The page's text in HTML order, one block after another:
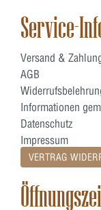
Service-
Versand &
AGB
Informationen
Datenschutz
Impressum
VERTRAG